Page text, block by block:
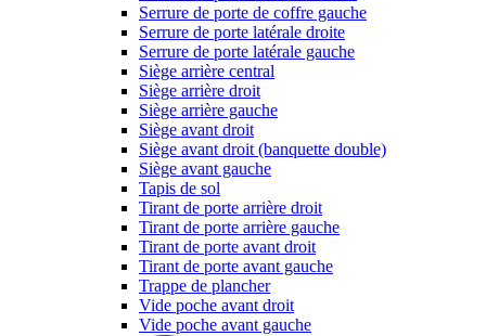
Serrure de porte de coffre gauche
Serrure de porte latérale droite
Serrure de porte latérale gauche
Siège arrière central
Siège arrière droit
Siège arrière gauche
Siège avant droit
Siège avant droit (banquette double)
Siège avant gauche
Tapis de sol
Tirant de porte arrière droit
Tirant de porte arrière gauche
Tirant de porte avant droit
Tirant de porte avant gauche
Trappe de plancher
Vide poche avant droit
Vide poche avant gauche